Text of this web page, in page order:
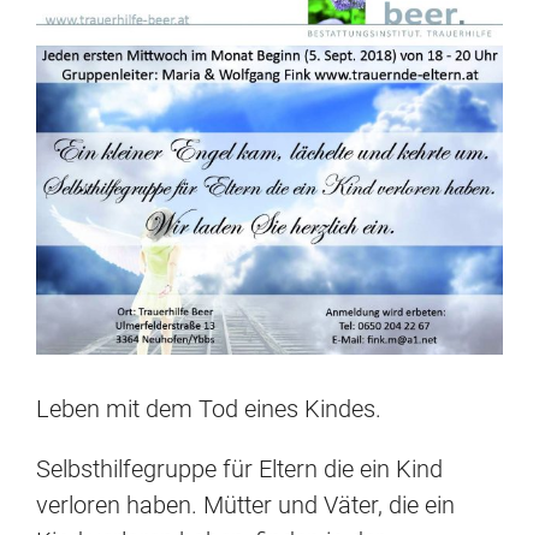
Larger
Image
Leben mit dem Tod eines Kindes.
Selbsthilfegruppe für Eltern die ein Kind
verloren haben. Mütter und Väter, die ein